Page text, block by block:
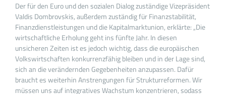
Der für den Euro und den sozialen Dialog zuständige Vizepräsident
Valdis Dombrovskis, außerdem zuständig für Finanzstabilität,
Finanzdienstleistungen und die Kapitalmarktunion, erklärte: „Die
wirtschaftliche Erholung geht ins fünfte Jahr. In diesen
unsicheren Zeiten ist es jedoch wichtig, dass die europäischen
Volkswirtschaften konkurrenzfähig bleiben und in der Lage sind,
sich an die verändernden Gegebenheiten anzupassen. Dafür
braucht es weiterhin Anstrengungen für Strukturreformen. Wir
müssen uns auf integratives Wachstum konzentrieren, sodass